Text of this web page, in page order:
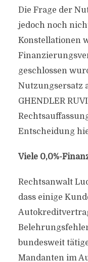
Die Frage der
jedoch noch
Konstellationen
geschlossen
Nutzungsersatz
GHENDLER
Entscheidung
Viele 0,0%-
Rechtsanwalt
dass einige
bundesweit
Mandanten im